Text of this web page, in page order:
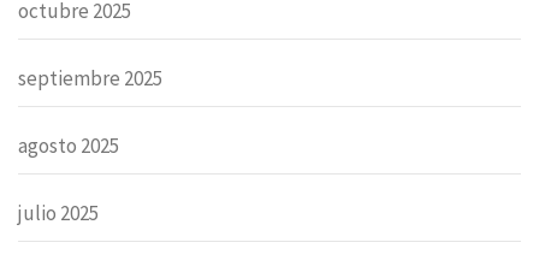
octubre 2025
septiembre 2025
agosto 2025
julio 2025